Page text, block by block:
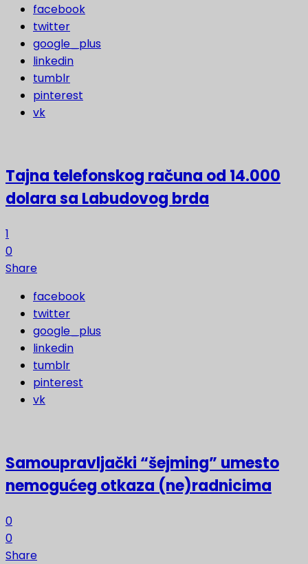
facebook
twitter
google_plus
linkedin
tumblr
pinterest
vk
Tajna telefonskog računa od 14.000
dolara sa Labudovog brda
1
0
Share
facebook
twitter
google_plus
linkedin
tumblr
pinterest
vk
Samoupravljački “šejming” umesto
nemogućeg otkaza (ne)radnicima
0
0
Share